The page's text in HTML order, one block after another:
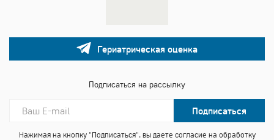
Гериатрическая оценка
Подписаться на рассылку
Подписаться
Нажимая на кнопку "Подписаться", вы даете согласие на обработку